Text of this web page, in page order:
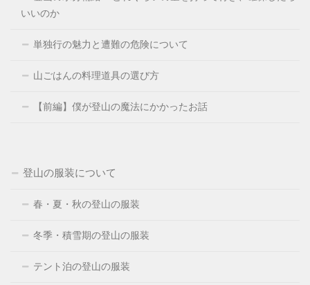
いいのか
単独行の魅力と遭難の危険について
山ごはんの料理道具の選び方
【前編】僕が登山の魔法にかかったお話
登山の服装について
春・夏・秋の登山の服装
冬季・積雪期の登山の服装
テント泊の登山の服装